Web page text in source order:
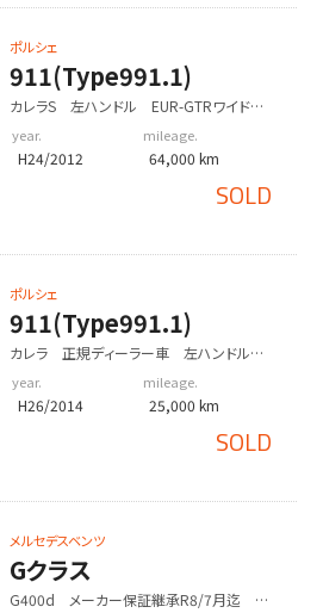
ポルシェ
911(Type991.1)
カレラS 左ハンドル EUR-GTRワイドボ
year.
H24/2012
mileage.
64,000 km
SOLD
ポルシェ
911(Type991.1)
カレラ 正規ディーラー車 左ハンドル
ESダウンサス
year.
H26/2014
mileage.
25,000 km
SOLD
メルセデスベンツ
Gクラス
G400d メーカー保証継承R8/7月迄 右